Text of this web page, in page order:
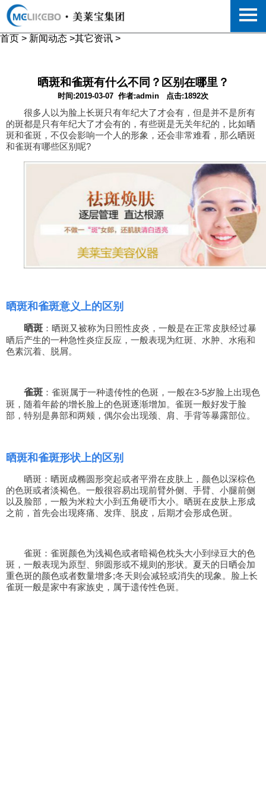
首页 > 新闻动态 >其它资讯 >
晒斑和雀斑有什么不同？区别在哪里？
时间:2019-03-07 作者:admin 点击:1892次
很多人以为脸上长斑只有年纪大了才会有，但是并不是所有
的斑都是只有年纪大了才会有的，有些斑是无关年纪的，比如晒
斑和雀斑，不仅会影响一个人的形象，还会非常难看，那么晒斑
和雀斑有哪些区别呢?
晒斑和雀斑意义上的区别
晒斑 ：晒斑又被称为日照性皮炎，一般是在正常皮肤经过暴
晒后产生的一种急性炎症反应，一般表现为红斑、水肿、水疱和
色素沉着、脱屑。
雀斑 ：雀斑属于一种遗传性的色斑，一般在3-5岁脸上出现色
斑，随着年龄的增长脸上的色斑逐渐增加。雀斑一般好发于脸
部，特别是鼻部和两颊，偶尔会出现颈、肩、手背等暴露部位。
晒斑和雀斑形状上的区别
晒斑：晒斑成椭圆形突起或者平滑在皮肤上，颜色以深棕色
的色斑或者淡褐色。一般很容易出现前臂外侧、手臂、小腿前侧
以及脸部，一般为米粒大小到五角硬币大小。晒斑在皮肤上形成
之前，首先会出现疼痛、发痒、脱皮，后期才会形成色斑。
雀斑：雀斑颜色为浅褐色或者暗褐色枕头大小到绿豆大的色
斑，一般表现为原型、卵圆形或不规则的形状。夏天的日晒会加
重色斑的颜色或者数量增多;冬天则会减轻或消失的现象。脸上长
雀斑一般是家中有家族史，属于遗传性色斑。